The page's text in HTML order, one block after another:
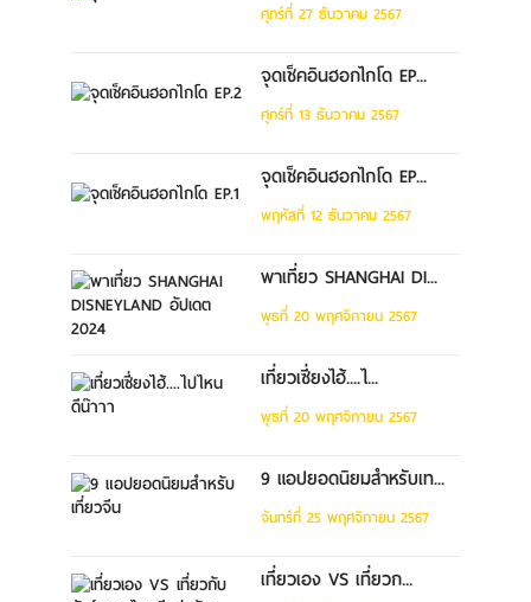
ศุกร์ที่ 27 ธันวาคม 2567
จุดเช็คอินฮอกไกโด EP...
ศุกร์ที่ 13 ธันวาคม 2567
จุดเช็คอินฮอกไกโด EP...
พฤหัสที่ 12 ธันวาคม 2567
พาเที่ยว SHANGHAI DI...
พุธที่ 20 พฤศจิกายน 2567
เที่ยวเซี่ยงไฮ้....ไ...
พุธที่ 20 พฤศจิกายน 2567
9 แอปยอดนิยมสำหรับเท...
จันทร์ที่ 25 พฤศจิกายน 2567
เที่ยวเอง VS เที่ยวก...